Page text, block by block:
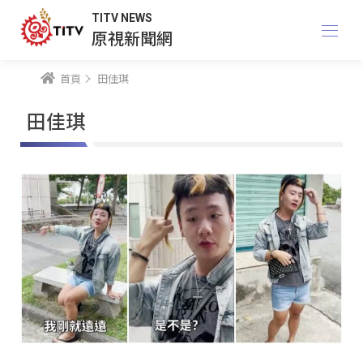
TITV NEWS
原視新聞網
首頁 田佳琪
田佳琪